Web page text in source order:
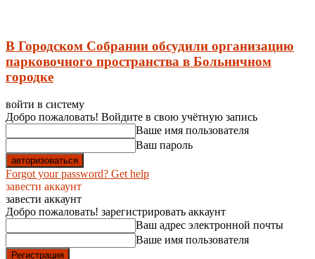
В Городском Собрании обсудили организацию
парковочного пространства в Больничном
городке
войти в систему
Добро пожаловать! Войдите в свою учётную запись
Ваше имя пользователя
Ваш пароль
Forgot your password? Get help
завести аккаунт
завести аккаунт
Добро пожаловать! зарегистрировать аккаунт
Ваш адрес электронной почты
Ваше имя пользователя